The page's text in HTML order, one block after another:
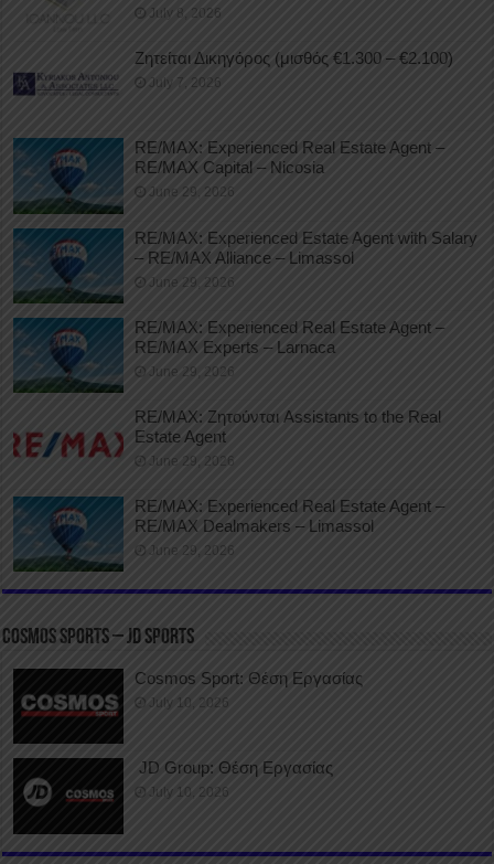
July 8, 2026
Ζητείται Δικηγόρος (μισθός €1.300 – €2.100)
July 7, 2026
RE/MAX: Experienced Real Estate Agent –
RE/MAX Capital – Nicosia
June 29, 2026
RE/MAX: Experienced Estate Agent with Salary
– RE/MAX Alliance – Limassol
June 29, 2026
RE/MAX: Experienced Real Estate Agent –
RE/MAX Experts – Larnaca
June 29, 2026
RE/MAX: Ζητούνται Assistants to the Real
Estate Agent
June 29, 2026
RE/MAX: Experienced Real Estate Agent –
RE/MAX Dealmakers – Limassol
June 29, 2026
COSMOS SPORTS – JD SPORTS
Cosmos Sport: Θέση Εργασίας
July 10, 2026
JD Group: Θέση Εργασίας
July 10, 2026